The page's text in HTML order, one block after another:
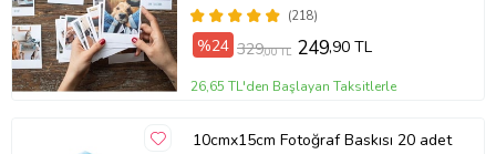
(218)
%24 329,00 TL 249,90 TL
26,65 TL'den Başlayan Taksitlerle
10cmx15cm Fotoğraf Baskısı 20 adet